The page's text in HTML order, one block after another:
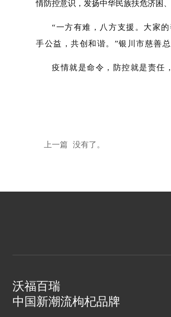
情防控意识，发扬中华民族扶危济困
“一方有难，八方支援。大家
手公益，共创和谐。”银川市慈善
疫情就是命令，防控就是责任
上一篇 没有了。
沃福百瑞
中国新潮流枸杞品牌